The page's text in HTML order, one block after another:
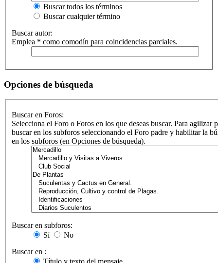
Buscar todos los términos
Buscar cualquier término
Buscar autor:
Emplea * como comodín para coincidencias parciales.
Opciones de búsqueda
Buscar en Foros:
Selecciona el Foro o Foros en los que deseas buscar. Para agilizar
buscar en los subforos seleccionando el Foro padre y habilitar la
en los subforos (en Opciones de búsqueda).
Buscar en subforos:
Sí
No
Buscar en :
Título y texto del mensaje